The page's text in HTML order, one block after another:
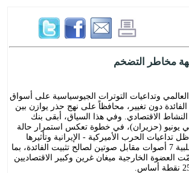
مخاطر التضخم
وتداعيات التوترات الجيوسياسية على أسواق
دون تغيير، محافظاً على نهج حذر يوازن بين
الاقتصادي. وفي هذا السياق، أبقى بنك
دون تغيير عند 3.75 في المائة في يونيو (حزيران)، في خطوة تعكس استمرار حالة
الحرب الأميركية - الإيرانية وتأثيرها
على أسعار الطاقة. وصوّتت لجنة السياسة النقدية بأغلبية 7 أصوات مقابل صوتين لصالح تثبيت الفائدة، بما
الخارجية ميغان غرين وكبير الاقتصاديين